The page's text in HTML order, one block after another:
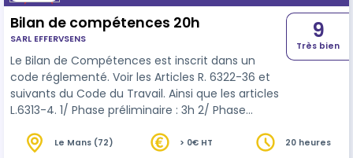
Bilan de compétences 20h
SARL EFFERVSENS
Le Bilan de Compétences est inscrit dans un
code réglementé. Voir les Articles R. 6322-36 et
suivants du Code du Travail. Ainsi que les articles
L.6313-4. 1/ Phase préliminaire : 3h 2/ Phase
suivi : 3h
9
Très bien
Le Mans (72) > 0€ HT 20 heures